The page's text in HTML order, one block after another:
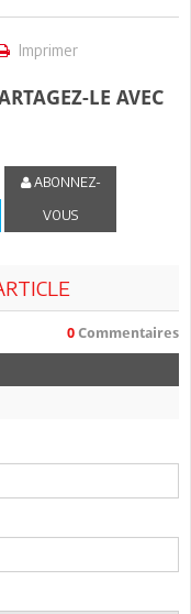
Imprimer
LE AVEC
ABONNEZ-
VOUS
0 Commentaires